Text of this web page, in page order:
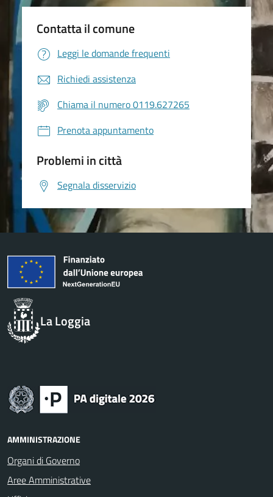
Contatta il comune
Leggi le domande frequenti
Richiedi assistenza
Chiama il numero 0119.627265
Prenota appuntamento
Problemi in città
Segnala disservizio
La Loggia
AMMINISTRAZIONE
Organi di Governo
Aree Amministrative